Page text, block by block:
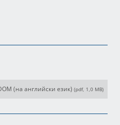
(на английски език) (pdf, 1,0 MB)